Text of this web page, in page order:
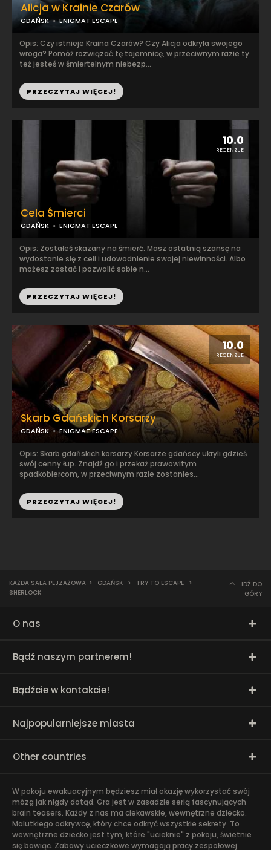
Alicja w Krainie Czarów
GDAŃSK ENIGMAT ESCAPE
Opis: Czy istnieje Kraina Czarów? Czy Alicja odkryła swojego
wroga? Pomóż rozwiązać tę tajemnicę, w przeciwnym razie ty
też jesteś w śmiertelnym niebezp...
PRZECZYTAJ WIĘCEJ!
10.0
1 RECENZJE
Cela Śmierci
GDAŃSK ENIGMAT ESCAPE
Opis: Zostałeś skazany na śmierć. Masz ostatnią szansę na
wydostanie się z celi i udowodnienie swojej niewinności. Albo
możesz zostać i pozwolić sobie n...
PRZECZYTAJ WIĘCEJ!
10.0
1 RECENZJE
Skarb Gdańskich Korsarzy
GDAŃSK ENIGMAT ESCAPE
Opis: Skarb gdańskich korsarzy Korsarze gdańscy ukryli gdzieś
swój cenny łup. Znajdź go i przekaż prawowitym
spadkobiercom, w przeciwnym razie zostanies...
PRZECZYTAJ WIĘCEJ!
KAŻDA SALA PEJZAŻOWA > GDAŃSK > TRY TO ESCAPE >
SHERLOCK
IDŹ DO
GÓRY
O nas
Bądź naszym partnerem!
Bądźcie w kontakcie!
Najpopularniejsze miasta
Other countries
W pokoju ewakuacyjnym będziesz miał okazję wykorzystać swój
mózg jak nigdy dotąd. Gra jest w zasadzie serią fascynujących
brain teasers. Każdy z nas ma ciekawskie, wewnętrzne dziecko.
Malutkiego odkrywcę, który chce odkryć wszystkie sekrety. To
wewnętrzne dziecko jest tym, które "ucieknie" z pokoju, świetnie
się bawiąc. Zabawy ucieczkowe wymagają pracy zespołowej.